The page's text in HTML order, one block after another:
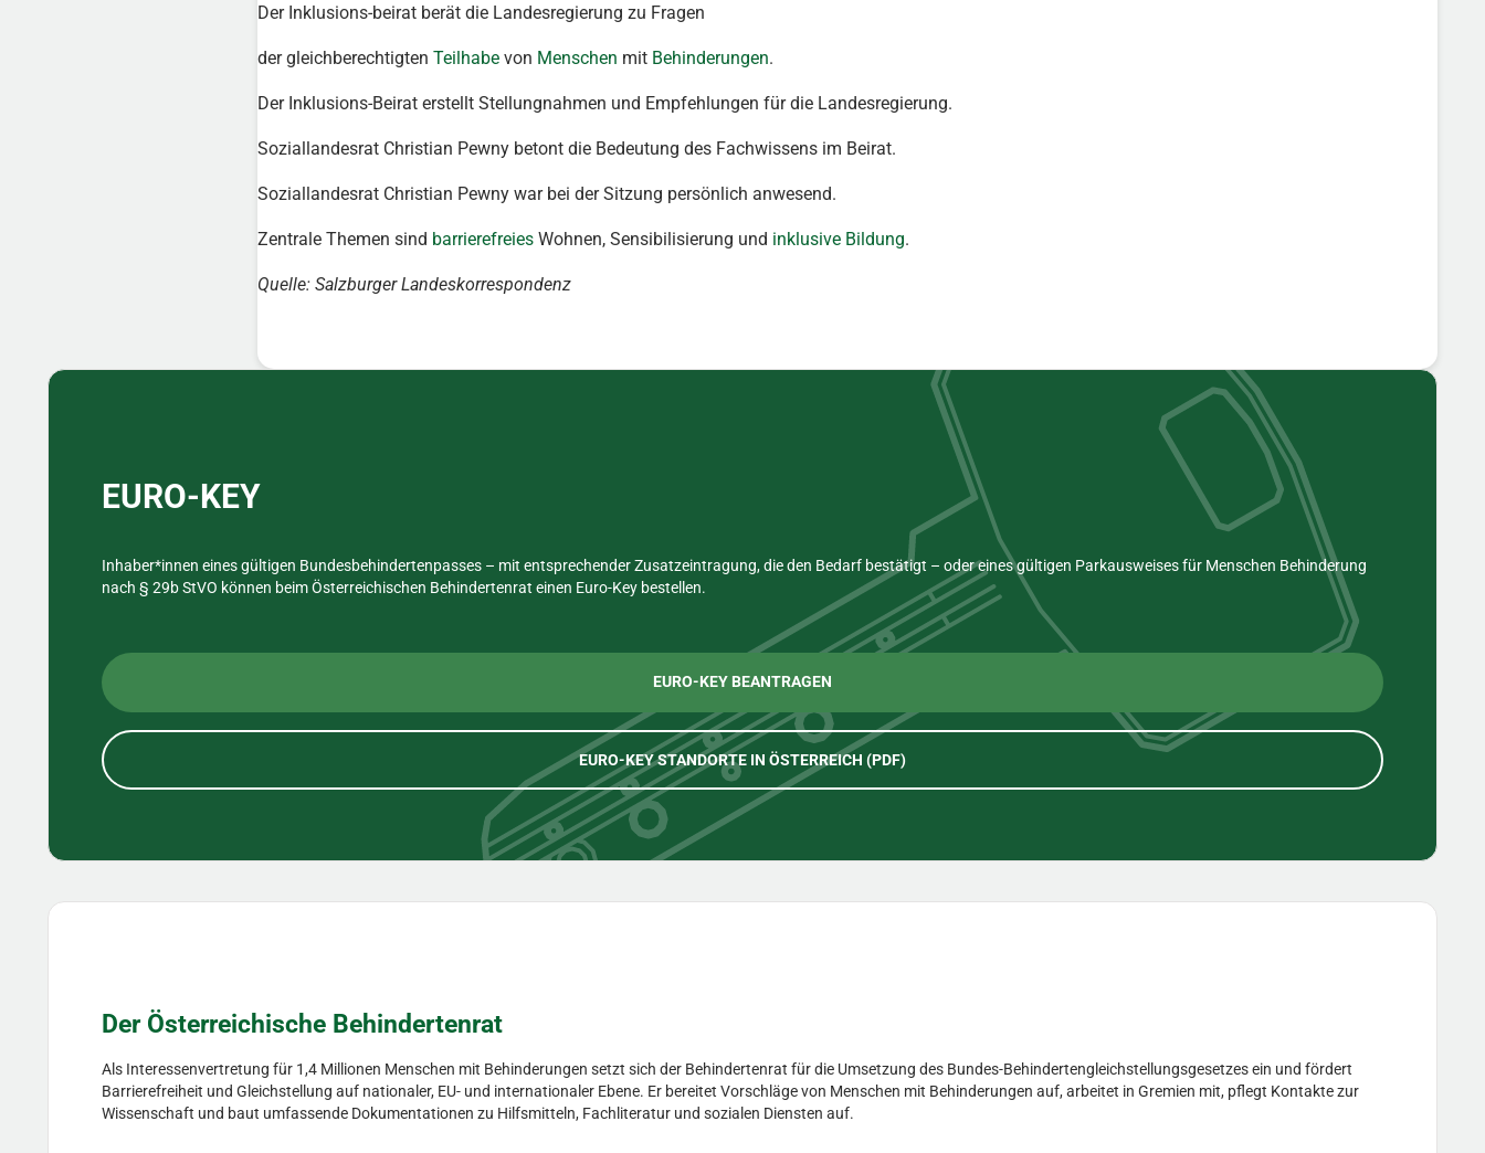
Der Inklusions-beirat berät die Landesregierung zu Fragen
der gleichberechtigten Teilhabevon Menschen mit Behinderungen.
Der Inklusions-Beirat erstellt Stellungnahmen und Empfehlungen für die Landesregierung.
Soziallandesrat Christian Pewny betont die Bedeutung des Fachwissens im Beirat.
Soziallandesrat Christian Pewny war bei der Sitzung persönlich anwesend.
Zentrale Themen sind barrierefreiesWohnen, Sensibilisierung und inklusive Bildung.
Quelle: Salzburger Landeskorrespondenz
Sidebar
EURO-KEY
Inhaber*innen eines gültigen Bundesbehindertenpasses – mit entsprechender Zusatzeintragung, die den Bedarf bestätigt – oder eines gültigen Parkausweises für Menschen Behinderung
nach § 29b StVO können beim Österreichischen Behindertenrat einen Euro-Key bestellen.
EURO-KEY BEANTRAGEN
EURO-KEY STANDORTE IN ÖSTERREICH (PDF)
Der Österreichische Behindertenrat
Als Interessenvertretung für 1,4 Millionen Menschen mit Behinderungen setzt sich der Behindertenrat für die Umsetzung des Bundes-Behindertengleichstellungsgesetzes ein und fördert
Barrierefreiheit und Gleichstellung auf nationaler, EU- und internationaler Ebene. Er bereitet Vorschläge von Menschen mit Behinderungen auf, arbeitet in Gremien mit, pflegt Kontakte zur
Wissenschaft und baut umfassende Dokumentationen zu Hilfsmitteln, Fachliteratur und sozialen Diensten auf.